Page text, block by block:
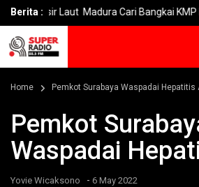
Berita :
Madura Cari Bangkai KMP Mutiara 2
Home Pemkot Surabaya Waspadai Hepatitis
Pemkot
Waspadai
Yovie Wicaksono - 6 May 2022